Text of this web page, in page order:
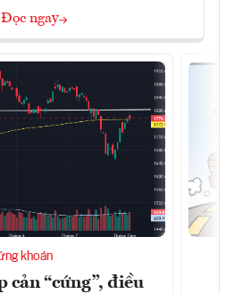
Đọc ngay
khoán
cản “cứng”, điều